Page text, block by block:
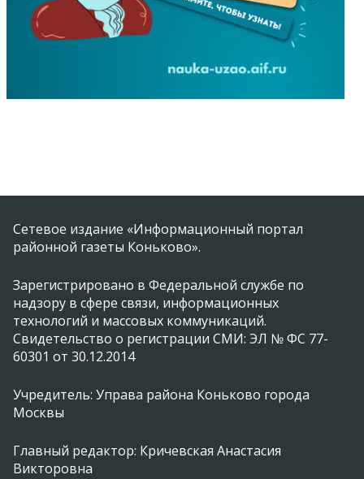
Сетевое издание «Информационный портал
районной газеты Коньково».
Зарегистрировано в Федеральной службе по
надзору в сфере связи, информационных
технологий и массовых коммуникаций.
Свидетельство о регистрации СМИ: ЭЛ № ФС 77-
60301 от 30.12.2014
Учредитель: Управа района Коньково города
Москвы
Главный редактор: Кричевская Анастасия
Викторовна